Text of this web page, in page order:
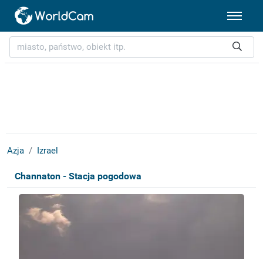
Azja Izrael
Channaton - Stacja pogodowa